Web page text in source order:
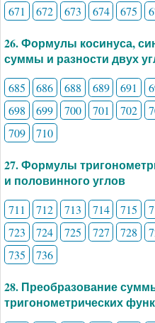
671
672 673 674 675
26. Формулы косинуса,
суммы и разности двух
685 686 688 689 691
698
699 700 701 702
709
710
27. Формулы
и половинного углов
711 712 713 714 715
723
724 725 727 728
735
736
28. Преобразование
тригонометрических